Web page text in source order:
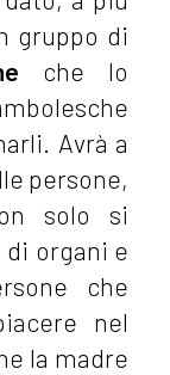
gruppo di
che lo
Avrà a
persone,
solo si
organi e
che
nel
la madre